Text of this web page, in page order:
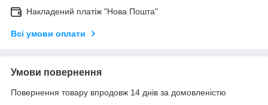
Накладений платіж "Нова Пошта"
Всі умови оплати
Умови повернення
Повернення товару впродовж 14 днів за домовленістю